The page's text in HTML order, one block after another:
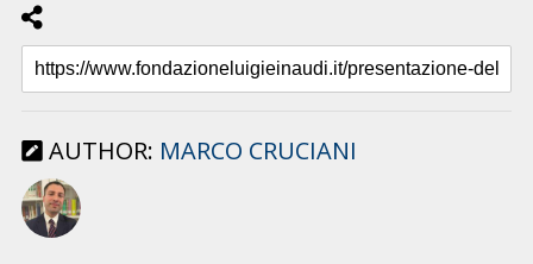
AUTHOR: MARCO CRUCIANI